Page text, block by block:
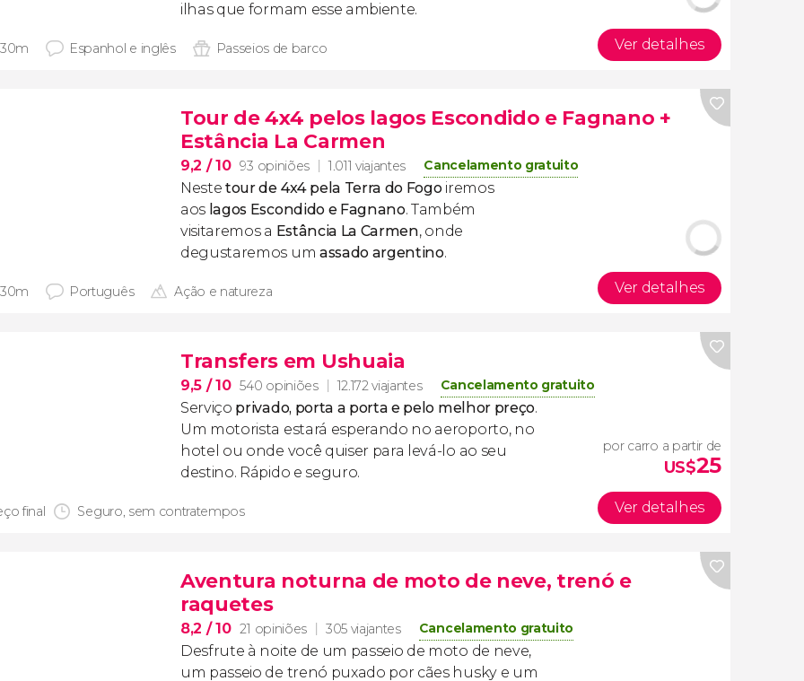
ilhas que formam esse ambiente.
Espanhol e inglês Passeios de barco Ver detalhes
Tour de 4x4 pelos lagos Escondido e Fagnano +
Estância La Carmen
9,2 / 10 93 opiniões 1.011 viajantes Cancelamento gratuito
Nestetour de 4x4 pela Terra do Fogo iremos
aos lagos Escondido e Fagnano. Também
visitaremos a Estância La Carmen, onde
degustaremos um assado argentino.
Português Ação e natureza Ver detalhes
Transfers em Ushuaia
9,5 / 10 540 opiniões 12.172 viajantes Cancelamento gratuito
Serviço privado, porta a porta e pelo melhor preço.
Um motorista estará esperando no aeroporto, no
hotel ou onde você quiser para levá-lo ao seu
destino. Rápido e seguro.
final Seguro, sem contratempos
por carro a partir de
US$25
Ver detalhes
Aventura noturna de moto de neve, trenó e
raquetes
8,2 / 10 21 opiniões 305 viajantes Cancelamento gratuito
Desfrute à noite de um passeio de moto de neve,
um passeio de trenó puxado por cães husky e um